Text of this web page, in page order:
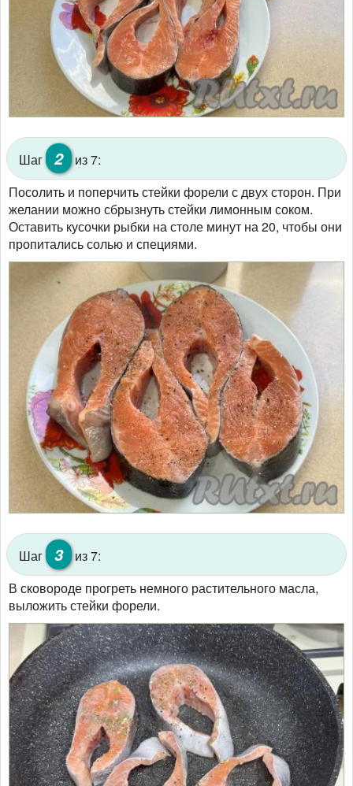
Шаг 2
из 7:
Посолить и поперчить стейки форели с двух сторон. При
желании можно сбрызнуть стейки лимонным соком.
Оставить кусочки рыбки на столе минут на 20, чтобы они
пропитались солью и специями.
Шаг 3
из 7:
В сковороде прогреть немного растительного масла,
выложить стейки форели.